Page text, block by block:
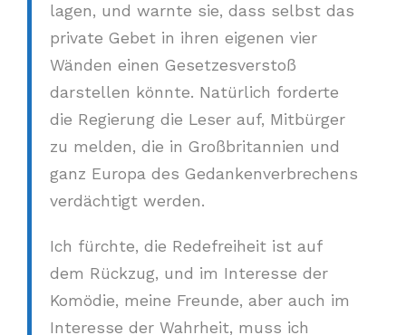
lagen, und warnte sie, dass selbst das
private Gebet in ihren eigenen vier
Wänden einen Gesetzesverstoß
darstellen könnte. Natürlich forderte
die Regierung die Leser auf, Mitbürger
zu melden, die in Großbritannien und
ganz Europa des Gedankenverbrechens
verdächtigt werden.
Ich fürchte, die Redefreiheit ist auf
dem Rückzug, und im Interesse der
Komödie, meine Freunde, aber auch im
Interesse der Wahrheit, muss ich